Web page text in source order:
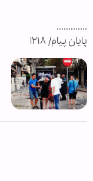
.............
پایان پیام/ ۲۱۸ا